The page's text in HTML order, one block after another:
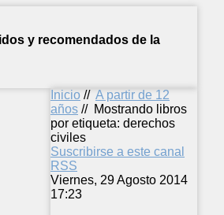
y recomendados de la
Inicio // A partir de 12
años // Mostrando libros
por etiqueta: derechos
civiles
Suscribirse a este canal
RSS
Viernes, 29 Agosto 2014
17:23